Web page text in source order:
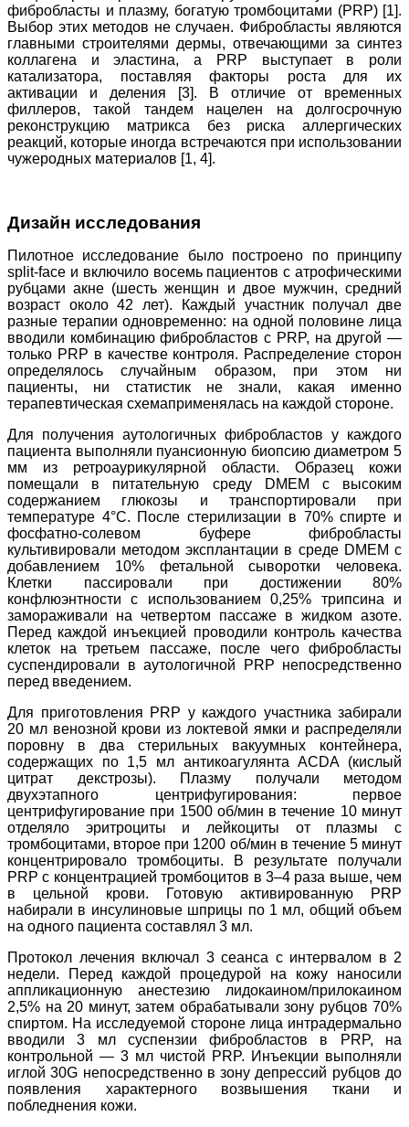
фибробласты и плазму, богатую тромбоцитами (PRP) [1].
Выбор этих методов не случаен. Фибробласты являются
главными строителями дермы, отвечающими за синтез
коллагена и эластина, а PRP выступает в роли
катализатора, поставляя факторы роста для их
активации и деления [3]. В отличие от временных
филлеров, такой тандем нацелен на долгосрочную
реконструкцию матрикса без риска аллергических
реакций, которые иногда встречаются при использовании
чужеродных материалов [1, 4].
Дизайн исследования
Пилотное исследование было построено по принципу
split-face и включило восемь пациентов с атрофическими
рубцами акне (шесть женщин и двое мужчин, средний
возраст около 42 лет). Каждый участник получал две
разные терапии одновременно: на одной половине лица
вводили комбинацию фибробластов с PRP, на другой —
только PRP в качестве контроля. Распределение сторон
определялось случайным образом, при этом ни
пациенты, ни статистик не знали, какая именно
терапевтическая схемаприменялась на каждой стороне.
Для получения аутологичных фибробластов у каждого
пациента выполняли пуансионную биопсию диаметром 5
мм из ретроаурикулярной области. Образец кожи
помещали в питательную среду DMEM с высоким
содержанием глюкозы и транспортировали при
температуре 4°C. После стерилизации в 70% спирте и
фосфатно-солевом буфере фибробласты
культивировали методом эксплантации в среде DMEM с
добавлением 10% фетальной сыворотки человека.
Клетки пассировали при достижении 80%
конфлюэнтности с использованием 0,25% трипсина и
замораживали на четвертом пассаже в жидком азоте.
Перед каждой инъекцией проводили контроль качества
клеток на третьем пассаже, после чего фибробласты
суспендировали в аутологичной PRP непосредственно
перед введением.
Для приготовления PRP у каждого участника забирали
20 мл венозной крови из локтевой ямки и распределяли
поровну в два стерильных вакуумных контейнера,
содержащих по 1,5 мл антикоагулянта ACDA (кислый
цитрат декстрозы). Плазму получали методом
двухэтапного центрифугирования: первое
центрифугирование при 1500 об/мин в течение 10 минут
отделяло эритроциты и лейкоциты от плазмы с
тромбоцитами, второе при 1200 об/мин в течение 5 минут
концентрировало тромбоциты. В результате получали
PRP с концентрацией тромбоцитов в 3–4 раза выше, чем
в цельной крови. Готовую активированную PRP
набирали в инсулиновые шприцы по 1 мл, общий объем
на одного пациента составлял 3 мл.
Протокол лечения включал 3 сеанса с интервалом в 2
недели. Перед каждой процедурой на кожу наносили
аппликационную анестезию лидокаином/прилокаином
2,5% на 20 минут, затем обрабатывали зону рубцов 70%
спиртом. На исследуемой стороне лица интрадермально
вводили 3 мл суспензии фибробластов в PRP, на
контрольной — 3 мл чистой PRP. Инъекции выполняли
иглой 30G непосредственно в зону депрессий рубцов до
появления характерного возвышения ткани и
побледнения кожи.